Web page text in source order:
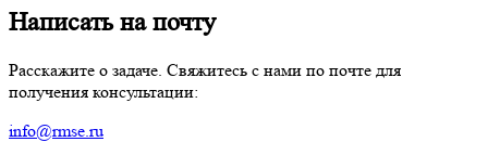
Написать на почту
Расскажите о задаче. Свяжитесь с нами по почте для
получения консультации:
info@rmse.ru